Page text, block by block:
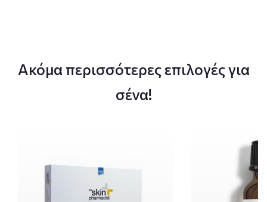
Ακόμα περισσότερες επιλογές για
σένα!